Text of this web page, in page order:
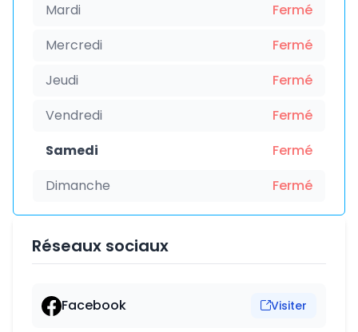
Mardi
Fermé
Mercredi
Fermé
Jeudi
Fermé
Vendredi
Fermé
Samedi
Fermé
Dimanche
Fermé
Réseaux sociaux
Facebook Visiter